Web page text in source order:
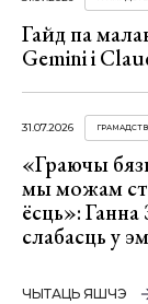
Гайд па
Gemini і
31.07.2026
«Граючы
мы можам
ёсць»: Ганна
слабасць у
ЧЫТАЦЬ ЯШЧЭ